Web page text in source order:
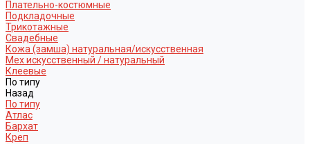
Плательно-костюмные
Подкладочные
Трикотажные
Свадебные
Кожа (замша) натуральная/искусственная
Мех искусственный / натуральный
Клеевые
По типу
Назад
По типу
Атлас
Бархат
Креп